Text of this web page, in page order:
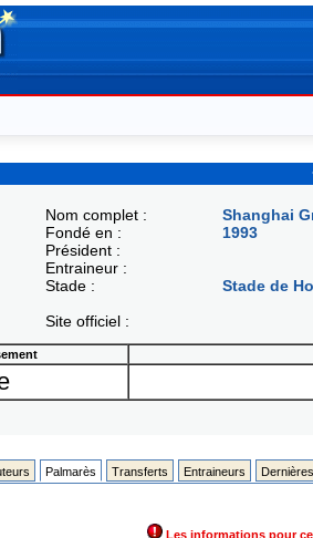
Nom complet :
Fondé en :
Président :
Entraineur :
Stade :
Site officiel :
Shanghai
1993
Stade de
Palmarès Transferts Entraineurs
Les informations pour